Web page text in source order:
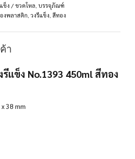
ข็ง / ขวดโหล บรรจุภัณฑ์
งพลาสติก วงรีแข็ง สีทอง
า
แข็ง No.1393 450ml สีทอง
38 mm